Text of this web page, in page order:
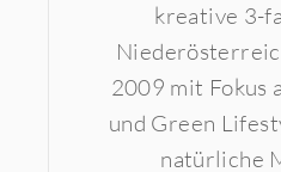
kreative 3-
2009 mit Fokus
und Green
natürliche